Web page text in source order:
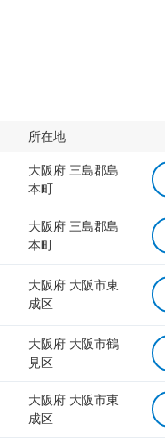
所在地
大阪府 三島郡島
本町
大阪府 三島郡島
本町
大阪府 大阪市東
成区
大阪府 大阪市鶴
見区
大阪府 大阪市東
成区